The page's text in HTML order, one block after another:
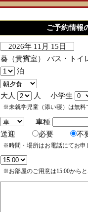
ご予約情報
2026年 11月 15日
葵（貴賓室） バス・トイ
泊
大人 人 小学生
※未就学児童（添い寝）は無料
車種
送迎
必要 不
※時間・場所はお電話にてお申
※お部屋のご用意は15:00からと